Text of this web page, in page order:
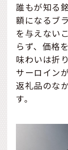
誰もが知る
額になるブ
を与えない
らず、価格
味わいは折
サーロイン
返礼品のな
す。